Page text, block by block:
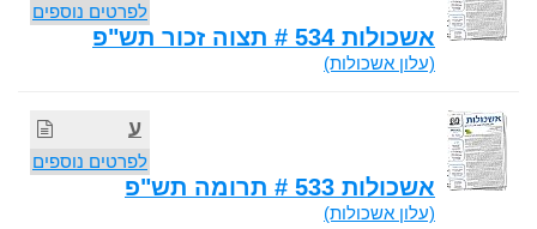
לפרטים נוספים
אשכולות 534 # תצוה זכור תש"פ
(עלון אשכולות)
ע
לפרטים נוספים
אשכולות 533 # תרומה תש"פ
(עלון אשכולות)